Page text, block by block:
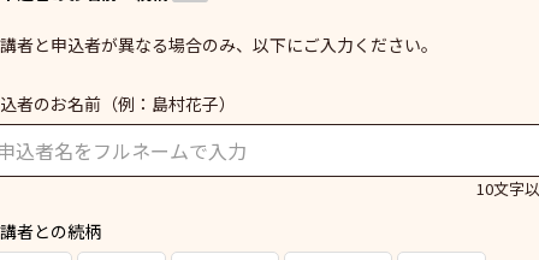
者と申込者が異なる場合のみ、以下にご入力ください。
者のお名前 （例：島村花子）
10文字
者との続柄